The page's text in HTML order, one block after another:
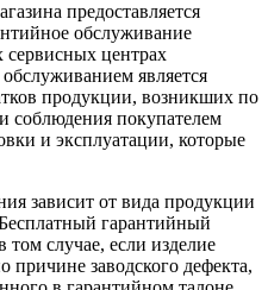
предоставляется
обслуживание
сервисных центрах
является
продукции, возникших по
соблюдения покупателем
и эксплуатации, которые
зависит от вида продукции
гарантийный
том случае, если изделие
причине заводского дефекта,